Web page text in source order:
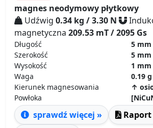
magnes neodymowy płytkowy
Udźwig 0.34 kg / 3.30 N
magnetyczna 209.53 mT / 2095 Gs
Długość 5 mm
Szerokość
5 mm
Wysokość
1 mm
Waga
0.19 g
Kierunek magnesowania
↑
Powłoka
sprawdź więcej »
Raport